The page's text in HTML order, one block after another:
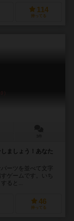
114
持ってる
ましょう！あなた
ーツを並べて文字
ゲームです。いち
ると...
46
持ってる